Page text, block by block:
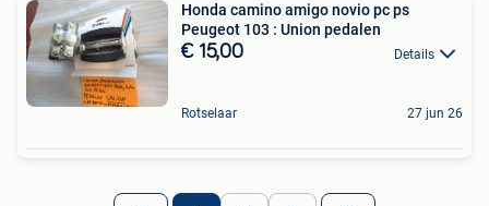
Honda camino amigo novio pc ps
Peugeot 103 : Union pedalen
€ 15,00 Details
Rotselaar 27 jun 26